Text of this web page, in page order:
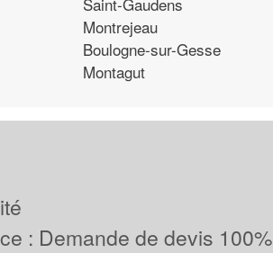
Montrejeau
Boulogne-sur-Gesse
Montagut
: Demande de devis 100%